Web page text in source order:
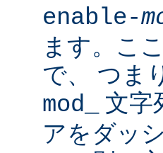
enable-
ます。こ
で、 つま
mod_
文字
アをダッ